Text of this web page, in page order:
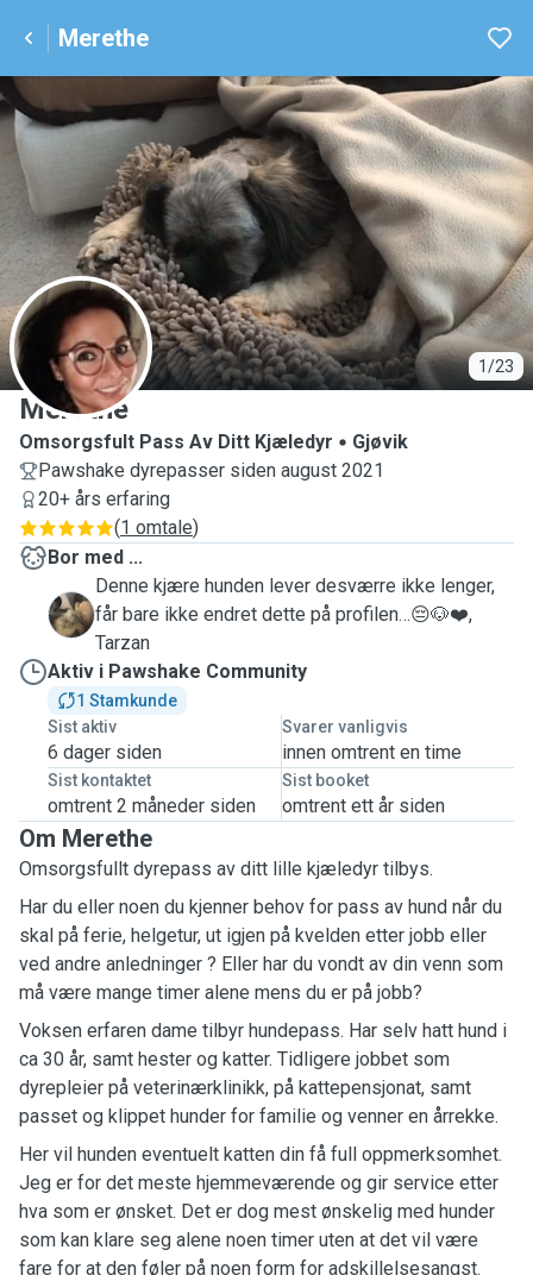
Merethe
1/23
M
Merethe
Omsorgsfult Pass Av Ditt Kjæledyr
Gjøvik
Pawshake dyrepasser siden august 2021
20+ års erfaring
(1 omtale)
Bor med ...
T
Denne kjære hunden lever desværre ikke lenger,
får bare ikke endret dette på profilen…😔🐶❤️,
Tarzan
Aktiv i Pawshake Community
1 Stamkunde
Sist aktiv
6 dager siden
Svarer vanligvis
innen omtrent en time
Sist kontaktet
omtrent 2 måneder siden
Sist booket
omtrent ett år siden
Om Merethe
Omsorgsfullt dyrepass av ditt lille kjæledyr tilbys.
Har du eller noen du kjenner behov for pass av hund når du
skal på ferie, helgetur, ut igjen på kvelden etter jobb eller
ved andre anledninger ? Eller har du vondt av din venn som
må være mange timer alene mens du er på jobb?
Voksen erfaren dame tilbyr hundepass. Har selv hatt hund i
ca 30 år, samt hester og katter. Tidligere jobbet som
dyrepleier på veterinærklinikk, på kattepensjonat, samt
passet og klippet hunder for familie og venner en årrekke.
Her vil hunden eventuelt katten din få full oppmerksomhet.
Jeg er for det meste hjemmeværende og gir service etter
hva som er ønsket. Det er dog mest ønskelig med hunder
som kan klare seg alene noen timer uten at det vil være
fare for at den føler på noen form for adskillelsesangst.